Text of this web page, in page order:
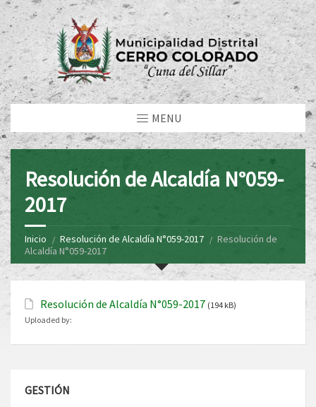
MENU
Resolución de Alcaldía N°059-
2017
Inicio Resolución de Alcaldía N°059-2017
Resolución de
Alcaldía N°059-2017
Resolución de Alcaldía N°059-2017 (194 kB)
Uploaded by:
GESTIÓN